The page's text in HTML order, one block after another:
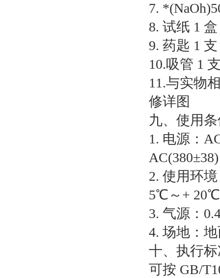
7.
8. 试纸 1 盒
9. 药匙 1 支
10.吸管 1
11.与实物
修详图
九、使用
1. 电源：
2. 使用环
5℃～+ 20℃
3. 气源：
4. 场地：
十、执行
可按 GB/